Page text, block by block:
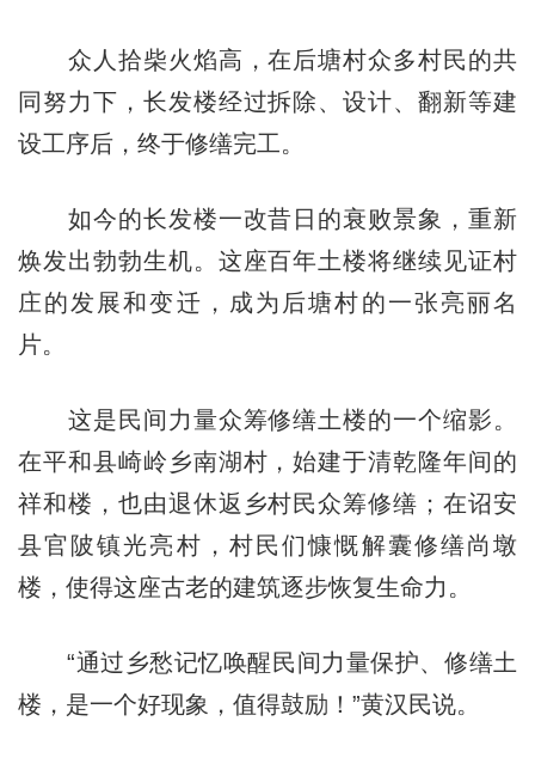
众人拾柴火焰高，在后塘村众多村民的共
同努力下，长发楼经过拆除、设计、翻新等建
设工序后，终于修缮完工。
如今的长发楼一改昔日的衰败景象，重新
焕发出勃勃生机。这座百年土楼将继续见证村
庄的发展和变迁，成为后塘村的一张亮丽名
片。
这是民间力量众筹修缮土楼的一个缩影。
在平和县崎岭乡南湖村，始建于清乾隆年间的
祥和楼，也由退休返乡村民众筹修缮；在诏安
县官陂镇光亮村，村民们慷慨解囊修缮尚墩
楼，使得这座古老的建筑逐步恢复生命力。
“通过乡愁记忆唤醒民间力量保护、修缮土
楼，是一个好现象，值得鼓励！”黄汉民说。